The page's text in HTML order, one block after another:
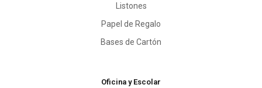
Listones
Papel de Regalo
Bases de Cartón
Oficina y Escolar